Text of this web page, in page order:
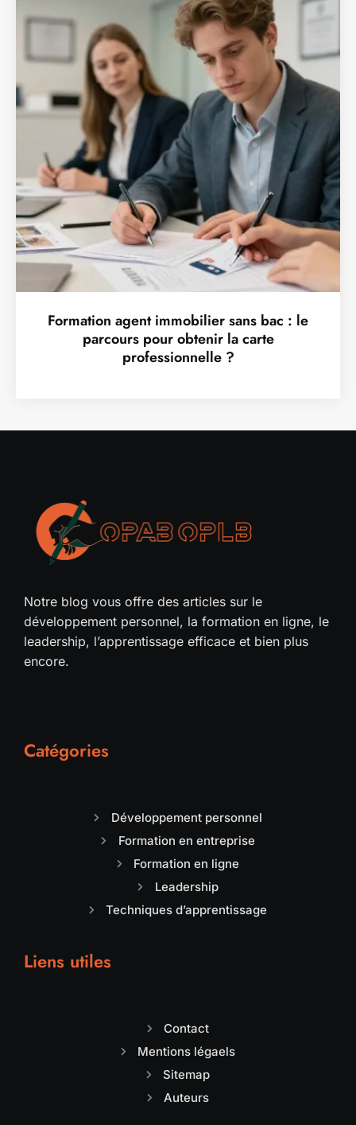
Formation agent immobilier sans bac : le
parcours pour obtenir la carte
professionnelle ?
Notre blog vous offre des articles sur le
développement personnel, la formation en ligne, le
leadership, l’apprentissage efficace et bien plus
encore.
Catégories
Développement personnel
Formation en entreprise
Formation en ligne
Leadership
Techniques d’apprentissage
Liens utiles
Contact
Mentions légaels
Sitemap
Auteurs